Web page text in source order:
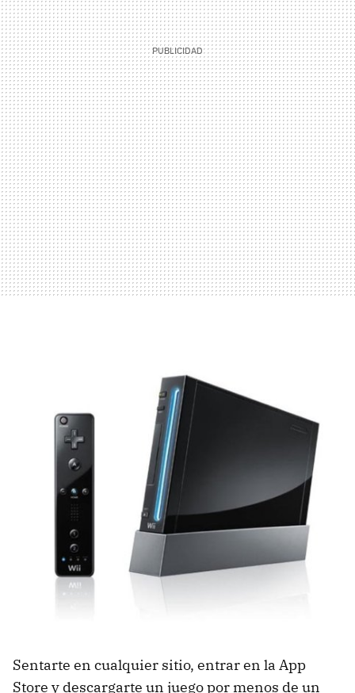
Sentarte en cualquier sitio, entrar en la App
Store y descargarte un juego por menos de un